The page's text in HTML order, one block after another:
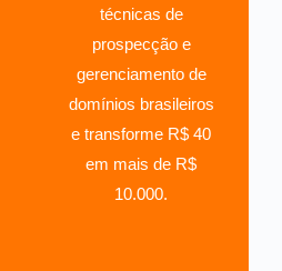
técnicas de
prospecção e
gerenciamento de
domínios brasileiros
e transforme R$ 40
em mais de R$
10.000.